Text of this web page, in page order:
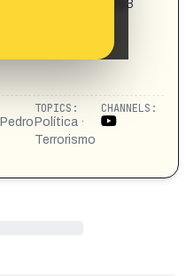
f7B3
TOPICS:
Política ·
Terrorismo
CHANNELS: